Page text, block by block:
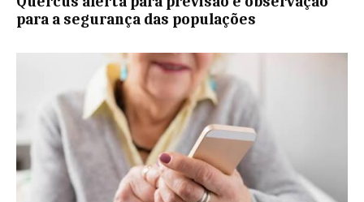
para a segurança das populações